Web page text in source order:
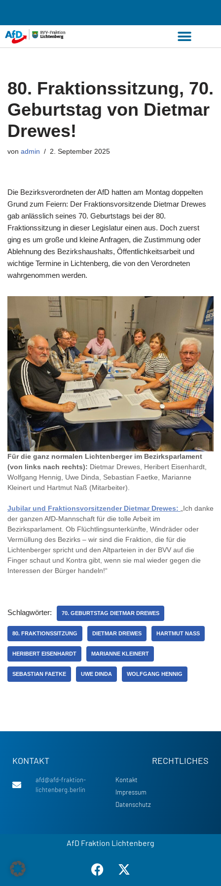
Zum
Inhalt
springen
80. Fraktionssitzung, 70.
Geburtstag von Dietmar
Drewes!
von admin 2. September 2025
Die Bezirksverordneten der AfD hatten am Montag doppelten
Grund zum Feiern: Der Fraktionsvorsitzende Dietmar Drewes
gab anlässlich seines 70. Geburtstags bei der 80.
Fraktionssitzung in dieser Legislatur einen aus. Doch zuerst
ging es um große und kleine Anfragen, die Zustimmung oder
Ablehnung des Bezirkshaushalts, Öffentlichkeitsarbeit und
wichtige Termine in Lichtenberg, die von den Verordneten
wahrgenommen werden.
Für die ganz normalen Lichtenberger im Bezirksparlament
(von links nach rechts): Dietmar Drewes, Heribert Eisenhardt,
Wolfgang Hennig, Uwe Dinda, Sebastian Faetke, Marianne
Kleinert und Hartmut Naß (Mitarbeiter).
Jubilar und Fraktionsvorsitzender Dietmar Drewes:
„Ich danke
der ganzen AfD-Mannschaft für die tolle Arbeit im
Bezirksparlament. Ob Flüchtlingsunterkünfte, Windräder oder
Vermüllung des Bezirks – wir sind die Fraktion, die für die
Lichtenberger spricht und den Altparteien in der BVV auf die
Finger schaut und Kontra gibt, wenn sie mal wieder gegen die
Interessen der Bürger handeln!“
Schlagwörter: 70. GEBURTSTAG DIETMAR DREWES
80. FRAKTIONSSITZUNG DIETMAR DREWES HARTMUT NASS
HERIBERT EISENHARDT MARIANNE KLEINERT
SEBASTIAN FAETKE UWE DINDA WOLFGANG HENNIG
KONTAKT
afd@afd-fraktion-
lichtenberg.berlin
RECHTLICHES
Kontakt
Impressum
Datenschutz
AfD Fraktion Lichtenberg